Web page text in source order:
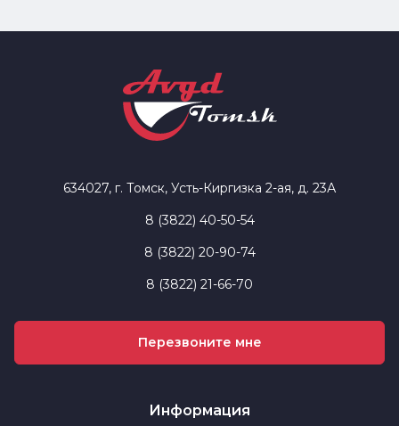
634027, г. Томск, Усть-Киргизка 2-ая, д. 23А
8 (3822) 40-50-54
8 (3822) 20-90-74
8 (3822) 21-66-70
Перезвоните мне
Информация